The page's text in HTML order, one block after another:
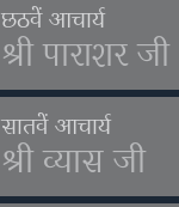
छठवें आचार्य
श्री पाराशर जी
सातवें आचार्य
श्री व्यास जी